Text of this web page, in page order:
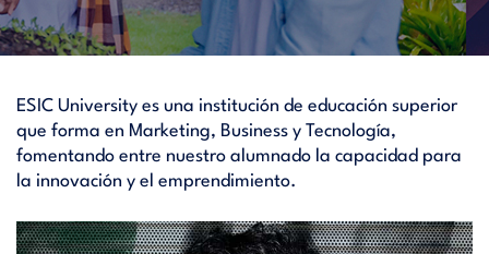
ESIC University es una institución de educación superior
que forma en Marketing, Business y Tecnología,
fomentando entre nuestro alumnado la capacidad para
la innovación y el emprendimiento.